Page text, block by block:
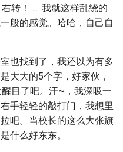
转！……我就这样乱绕的
般的感觉。哈哈，自己自
也找到了，我还以为有多
大大的5个字，好家伙，
目了吧。汗~，我深吸一
手轻轻的敲打门，我想里
吧。当校长的这么大张旗
什么好东东。